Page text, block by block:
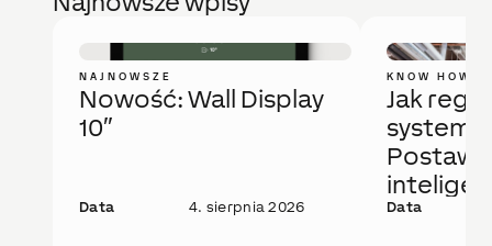
NAJNOWSZE
Nowość: Wall Display
10″
Data 4. sierpnia 2026
KNOW HOW
Jak
system
Postaw
Data